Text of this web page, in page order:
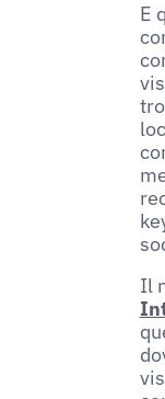
E
Il